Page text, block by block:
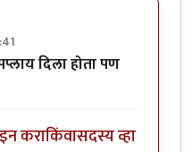
उत्तम निर्णयby
दिला होता पण
कराकिंवासदस्य व्हा